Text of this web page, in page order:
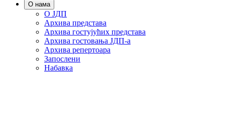
О нама
О ЈДП
Архива представа
Архива гостујућих представа
Архива гостовања ЈДП-а
Архива репертоара
Запослени
Набавка